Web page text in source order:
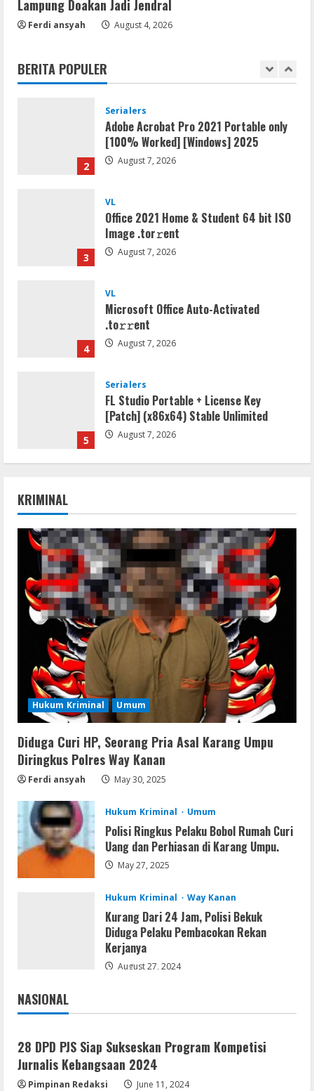
Lampung Doakan Jadi Jendral
Ferdi ansyah August 4, 2026
BERITA POPULER
Hangus Dilalap Api
Serialers
Adobe Acrobat Pro 2021 Portable only
August 7, 2026
VL
August 7, 2026
VL
August 7, 2026
Serialers
August 7, 2026
Umum
Kemarau Panjang Picu Kebakaran di
Sangkaran Bhakti; Rumah Ibu Yuli
2
Serialers
Adobe Acrobat Pro 2021 Portable only
[100% Worked] [Windows] 2025
August 7, 2026
3
VL
Office 2021 Home & Student 64 bit ISO
Image .tоr𝚛еnt
August 7, 2026
4
Microsoft Office Auto-Activated
.tо𝚛𝚛еnt
August 7, 2026
5
FL Studio Portable + License Key
[Patch] (x86x64) Stable Unlimited
August 7, 2026
KRIMINAL
Hukum Kriminal Umum
Diduga Curi HP, Seorang Pria Asal Karang Umpu
Diringkus Polres Way Kanan
Ferdi ansyah May 30, 2025
Hukum Kriminal Umum
Polisi Ringkus Pelaku Bobol Rumah Curi
Uang dan Perhiasan di Karang Umpu.
May 27, 2025
Hukum Kriminal Way Kanan
Kurang Dari 24 Jam, Polisi Bekuk
Diduga Pelaku Pembacokan Rekan
Kerjanya
August 27, 2024
NASIONAL
Jakarta
28 DPD PJS Siap Sukseskan Program Kompetisi
Jurnalis Kebangsaan 2024
Pimpinan Redaksi June 11, 2024